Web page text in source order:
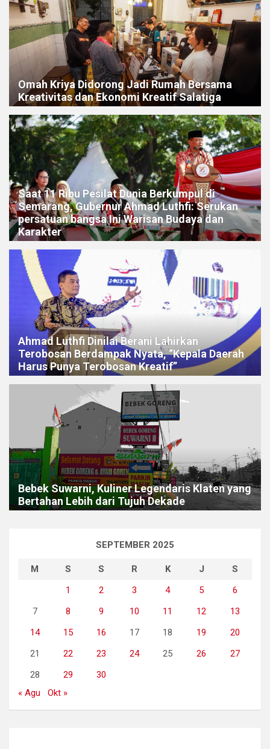
Omah Kriya Didorong Jadi Rumah Bersama
Kreativitas dan Ekonomi Kreatif Salatiga
Saat 11 Ribu Pesilat Dunia Berkumpul di
Semarang, Gubernur Ahmad Luthfi: Serukan
persatuan bangsa Ini Warisan Budaya dan
Karakter
Ahmad Luthfi Dinilai Berani Lahirkan
Terobosan Berdampak Nyata, “Kepala Daerah
Harus Punya Terobosan Kreatif”
Bebek Suwarni, Kuliner Legendaris Klaten yang
Bertahan Lebih dari Tujuh Dekade
SEPTEMBER 2025
M S S R K J
S
1
2 3 4 5
6
7
8 9 10 11 12
13
14
15 16 17 18 19
20
21
22 23 24 25 26
27
28
29
30
« Agu
Okt »